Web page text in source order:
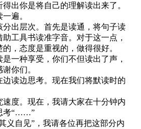
你是将自己的理解读出来了。
遍。
层次。首先是读通，将句子读
工具书读准字音。对于这一点，
，态度是重视的，做得很好。
种享受，你们不但读出了声，
你们。
边思考。现在我们将默读时的
。现在，我请大家在十分钟内
考“……”
见”，我请各位再把这部分内